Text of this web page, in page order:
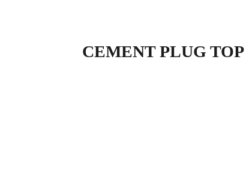
CEMENT PLUG TOP